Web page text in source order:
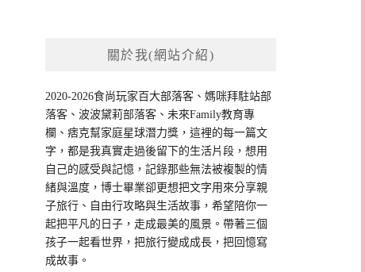
關於我(網站介紹)
2020-2026食尚玩家百大部落客、媽咪拜駐站部
落客、波波黛莉部落客、未來Family教育專
欄、痞克幫家庭星球潛力獎，這裡的每一篇文
字，都是我真實走過後留下的生活片段，想用
自己的感受與記憶，記錄那些無法被複製的情
緒與溫度，博士畢業卻更想把文字用來分享親
子旅行、自由行攻略與生活故事，希望陪你一
起把平凡的日子，走成最美的風景。帶著三個
孩子一起看世界，把旅行變成成長，把回憶寫
成故事。